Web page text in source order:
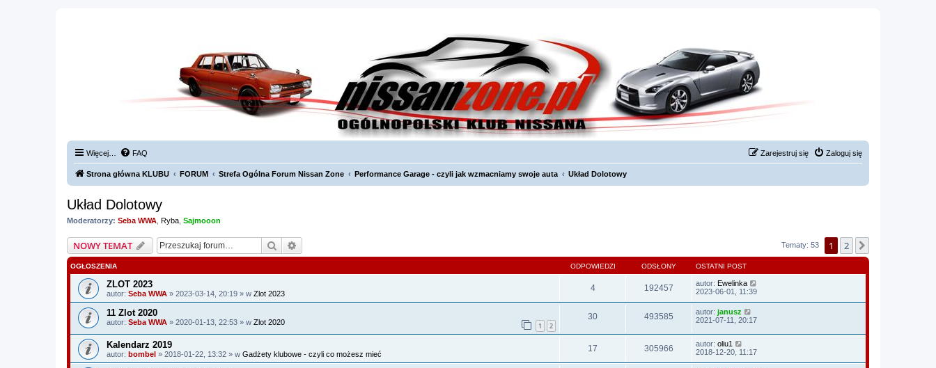
Więcej… FAQ Zaloguj się
Zarejestruj się
Strona główna KLUBU FORUM Strefa Ogólna Forum Nissan Zone Performance Garage - czyli jak wzmacniamy swoje auta Układ Dolotowy
Układ Dolotowy
Moderatorzy: Seba WWA Ryba Sajmooon
NOWY TEMAT Szukaj Tematy: 53 1 2
OGŁOSZENIA ODPOWIEDZI ODSŁONY OSTATNI POST
ZLOT 2023
autor: Seba WWA » 2023-03-14, 20:19 » w Zlot 2023
4 192457 autor: Ewelinka
2023-06-01, 11:39
11 Zlot 2020
autor: Seba WWA » 2020-01-13, 22:53 » w Zlot 2020 1 2
30 493585 autor: janusz
2021-07-11, 20:17
Kalendarz 2019
autor: bombel » 2018-01-22, 13:32 » w Gadżety klubowe - czyli co możesz mieć
17 305966 autor: oliu1
2018-12-20, 11:17